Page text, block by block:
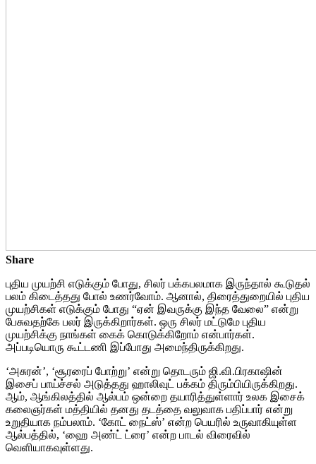
Share
புதிய முயற்சி எடுக்கும் போது, சிலர் பக்கபலமாக இருந்தால் கூடுதல்
பலம் கிடைத்தது போல் உணர்வோம். ஆனால், திரைத்துறையில் புதிய
முயற்சிகள் எடுக்கும் போது “ஏன் இவருக்கு இந்த வேலை” என்று
பேசுவதற்கே பலர் இருக்கிறார்கள். ஒரு சிலர் மட்டுமே புதிய
முயற்சிக்கு நாங்கள் கைக் கொடுக்கிறோம் என்பார்கள்.
அப்படியொரு கூட்டணி இப்போது அமைந்திருக்கிறது.
‘அசுரன்’, ‘சூரரைப் போற்று’ என்று தொடரும் ஜி.வி.பிரகாஷின்
இசைப் பாய்ச்சல் அடுத்தது ஹாலிவுட் பக்கம் திரும்பியிருக்கிறது.
ஆம், ஆங்கிலத்தில் ஆல்பம் ஒன்றை தயாரித்துள்ளார் உலக இசைக்
கலைஞர்கள் மத்தியில் தனது தடத்தை வலுவாக பதிப்பார் என்று
உறுதியாக நம்பலாம். ‘கோட் நைட்ஸ்’ என்ற பெயரில் உருவாகியுள்ள
ஆல்பத்தில், ‘ஹை அண்ட் ட்ரை’ என்ற பாடல் விரைவில்
வெளியாகவுள்ளது.